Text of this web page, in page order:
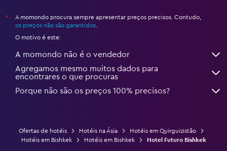
*
A momondo procura sempre apresentar preços precisos. Contudo,
os preços não são garantidos
O motivo é este:
A momondo não é o vendedor
Agregamos mesmo muitos dados para
encontrares o que procuras
Porque não são os preços 100% precisos?
Ofertas de hotéis Hotéis na Ásia
Hotéis em Quirguizistão
Hotéis em Bishkek
Hotéis em Bishkek Hotel Futuro Bishkek